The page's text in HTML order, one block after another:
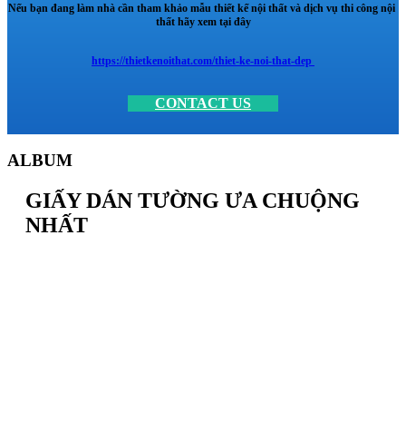
Nếu bạn đang làm nhà cần tham khảo mẫu thiết kế nội thất và dịch vụ thi công nội
thất hãy xem tại đây
https://thietkenoithat.com/thiet-ke-noi-that-dep
CONTACT US
ALBUM
GIẤY DÁN TƯỜNG ƯA CHUỘNG
NHẤT